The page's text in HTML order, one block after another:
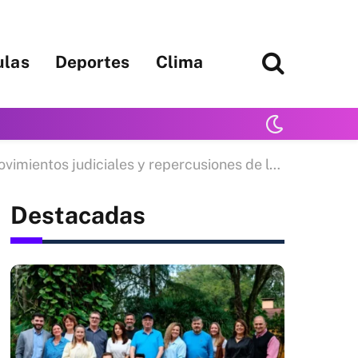
Deportes Clima
y repercusiones de la victoria de Argentina en el Mundial
Destacadas